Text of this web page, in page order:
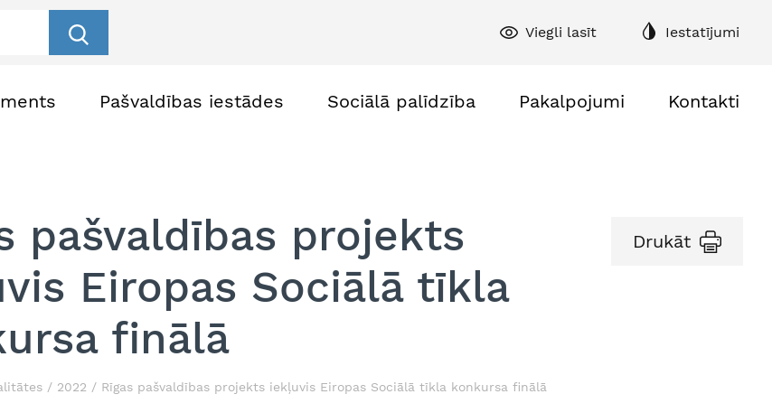
Viegli lasīt Iestatījumi
Pašvaldības iestādes Sociālā palīdzība Pakalpojumi Kontakti
pašvaldības projekts
Eiropas Sociālā tīkla
finālā
Drukāt
2022 Rīgas pašvaldības projekts iekļuvis Eiropas Sociālā tīkla konkursa finālā